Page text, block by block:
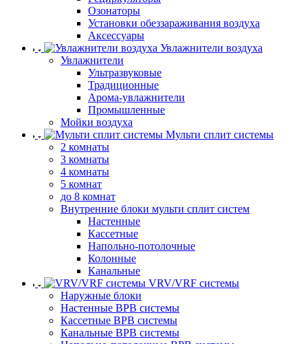
Озонаторы
Установки обеззараживания воздуха
Аксессуары
Увлажнители воздуха
Увлажнители
Ультразвуковые
Традиционные
Арома-увлажнители
Промышленные
Мойки воздуха
Мульти сплит системы
2 комнаты
3 комнаты
4 комнаты
5 комнат
до 8 комнат
Внутренние блоки мульти сплит систем
Настенные
Кассетные
Напольно-потолочные
Колонные
Канальные
VRV/VRF системы
Наружные блоки
Настенные ВРВ системы
Кассетные ВРВ системы
Канальные ВРВ системы